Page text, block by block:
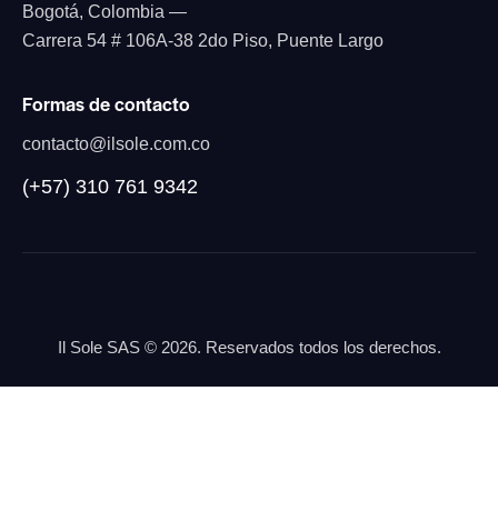
Bogotá, Colombia —
Carrera 54 # 106A-38 2do Piso, Puente Largo
Formas de contacto
contacto@ilsole.com.co
(+57) 310 761 9342
Il Sole SAS© 2026. Reservados todos los derechos.